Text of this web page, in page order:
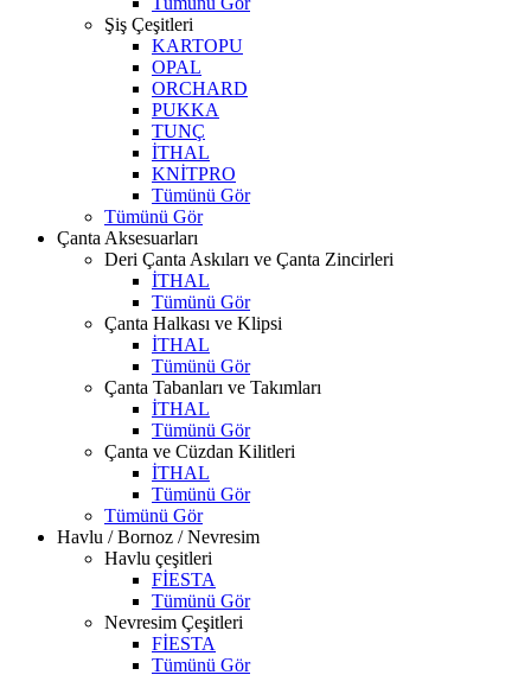
Şiş Çeşitleri
KARTOPU
OPAL
ORCHARD
PUKKA
TUNÇ
İTHAL
KNİTPRO
Tümünü Gör
Tümünü Gör
Çanta Aksesuarları
Deri Çanta Askıları ve Çanta Zincirleri
İTHAL
Tümünü Gör
Çanta Halkası ve Klipsi
İTHAL
Tümünü Gör
Çanta Tabanları ve Takımları
İTHAL
Tümünü Gör
Çanta ve Cüzdan Kilitleri
İTHAL
Tümünü Gör
Tümünü Gör
Havlu / Bornoz / Nevresim
Havlu çeşitleri
FİESTA
Tümünü Gör
Nevresim Çeşitleri
FİESTA
Tümünü Gör